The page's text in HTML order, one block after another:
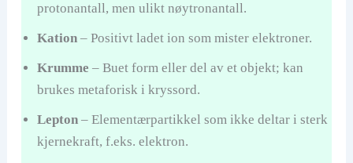
protonantall, men ulikt nøytronantall.
Kation– Positivt ladet ion som mister elektroner.
Krumme – Buet form eller del av et objekt; kan
brukes metaforisk i kryssord.
Lepton– Elementærpartikkel som ikke deltar i sterk
kjernekraft, f.eks. elektron.